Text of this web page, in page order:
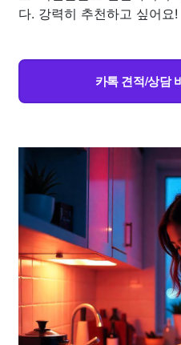
다. 강력히 추천하고 싶어요!
카톡 견적/상담